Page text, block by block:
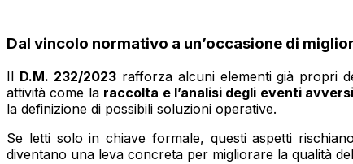
Dal vincolo normativo a un’occasione di
Il D.M. 232/2023rafforza alcuni elementi già propri
attività come la raccolta e l’analisi degli eventi
la definizione di possibili soluzioni operative.
Se letti solo in chiave formale, questi aspetti
diventano una leva concreta per migliorare la qualità